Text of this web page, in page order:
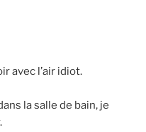
avec l’air idiot.
la salle de bain, je